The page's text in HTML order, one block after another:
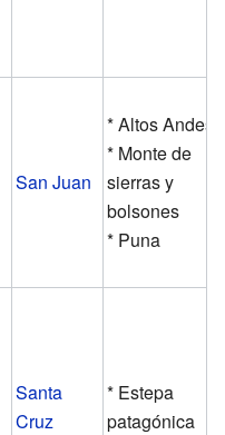
San Juan
* Altos Andes
* Monte de
sierras y
bolsones
* Puna
Santa
Cruz
* Estepa
patagónica